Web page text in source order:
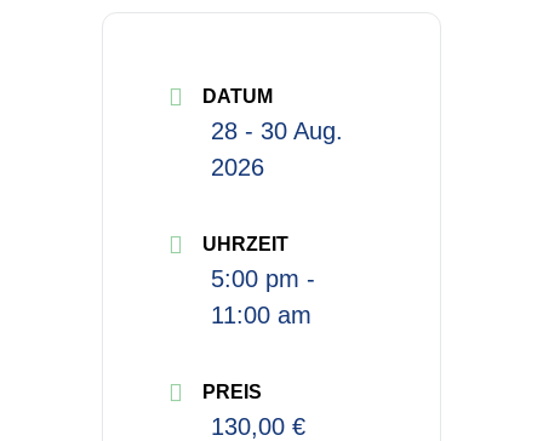
DATUM
28 - 30 Aug.
2026
UHRZEIT
5:00 pm -
11:00 am
PREIS
130,00 €